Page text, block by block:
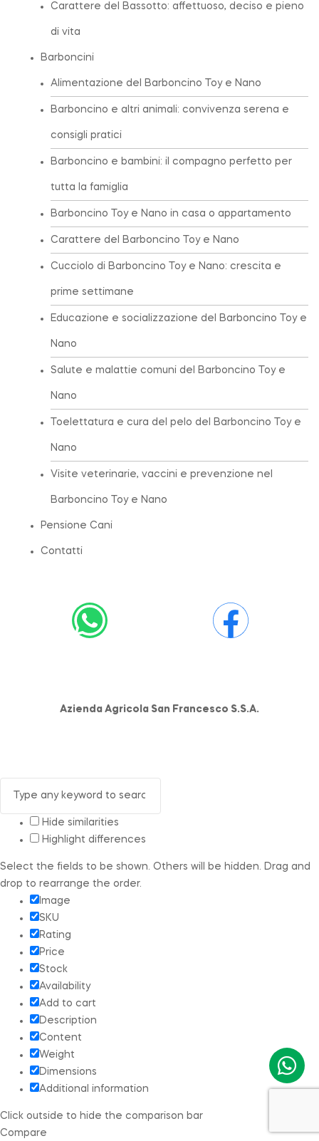
Carattere del Bassotto: affettuoso, deciso e pieno
di vita
Barboncini
Alimentazione del Barboncino Toy e Nano
Barboncino e altri animali: convivenza serena e
consigli pratici
Barboncino e bambini: il compagno perfetto per
tutta la famiglia
Barboncino Toy e Nano in casa o appartamento
Carattere del Barboncino Toy e Nano
Cucciolo di Barboncino Toy e Nano: crescita e
prime settimane
Educazione e socializzazione del Barboncino Toy e
Nano
Salute e malattie comuni del Barboncino Toy e
Nano
Toelettatura e cura del pelo del Barboncino Toy e
Nano
Visite veterinarie, vaccini e prevenzione nel
Barboncino Toy e Nano
Pensione Cani
Contatti
Azienda Agricola San Francesco S.S.A.
Hide similarities
Highlight differences
Select the fields to be shown. Others will be hidden. Drag and
drop to rearrange the order.
Image
SKU
Rating
Price
Stock
Availability
Add to cart
Description
Content
Weight
Dimensions
Additional information
Click outside to hide the comparison bar
Compare